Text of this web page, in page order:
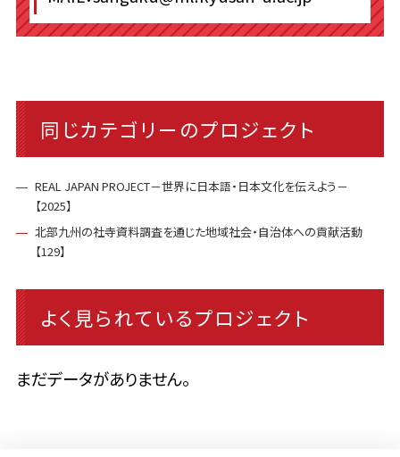
同じカテゴリーのプロジェクト
REAL JAPAN PROJECT－世界に日本語・日本文化を伝えよう－
【2025】
北部九州の社寺資料調査を通じた地域社会・自治体への貢献活動
【129】
よく見られているプロジェクト
まだデータがありません。